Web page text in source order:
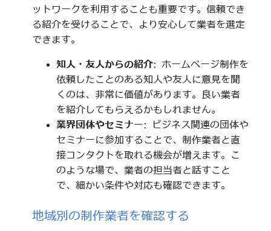
ットワークを利用することも重要です。信頼でき
る紹介を受けることで、より安心して業者を選定
できます。
知人・友人からの紹介: ホームページ制作を
依頼したことのある知人や友人に意見を聞
くのは、非常に価値があります。良い業者
を紹介してもらえるかもしれません。
業界団体やセミナー: ビジネス関連の団体や
セミナーに参加することで、制作業者と直
接コンタクトを取れる機会が増えます。こ
のような場で、業者の担当者と話すこと
で、細かい条件や対応も確認できます。
地域別の制作業者を確認する